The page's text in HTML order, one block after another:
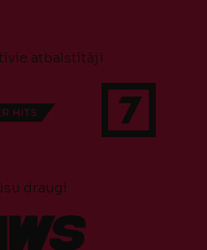
atbalstītāji
draugi